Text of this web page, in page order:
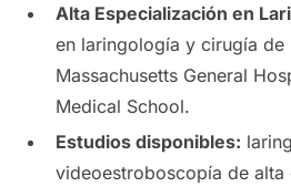
Alta Especialización en
en laringología y cirugía de
Massachusetts General
Medical School.
Estudios disponibles:
videoestroboscopía de alta